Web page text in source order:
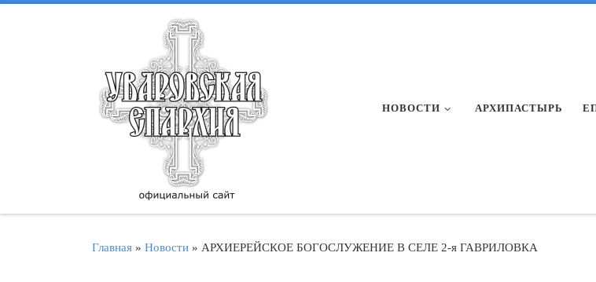
НОВОСТИ АРХИПАСТЫРЬ
Главная » Новости » АРХИЕРЕЙСКОЕ БОГОСЛУЖЕНИЕ В СЕЛЕ 2-я ГАВРИЛОВКА